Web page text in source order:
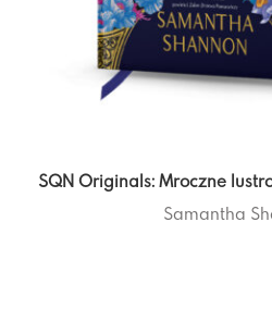
SQN Originals: Mroczne
Samantha